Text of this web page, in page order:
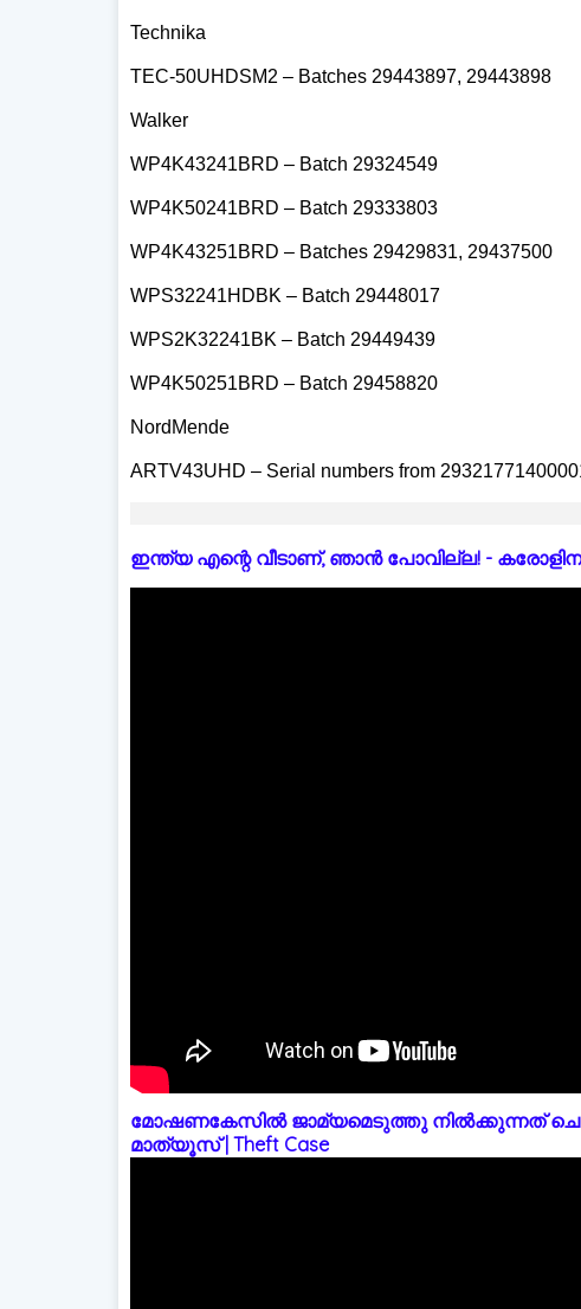
Technika
TEC-50UHDSM2 – Batches 29443897, 29443898
Walker
WP4K43241BRD – Batch 29324549
WP4K50241BRD – Batch 29333803
WP4K43251BRD – Batches 29429831, 29437500
WPS32241HDBK – Batch 29448017
WPS2K32241BK – Batch 29449439
WP4K50251BRD – Batch 29458820
NordMende
ARTV43UHD – Serial numbers from
ഇന്ത്യ എന്റെ വീടാണ്, ഞാൻ പോവില്ല! - കരോളിന |
മോഷണകേസിൽ ജാമ്യമെടുത്തു നിൽക്കുന്നത്
മാത്യൂസ് | Theft Case